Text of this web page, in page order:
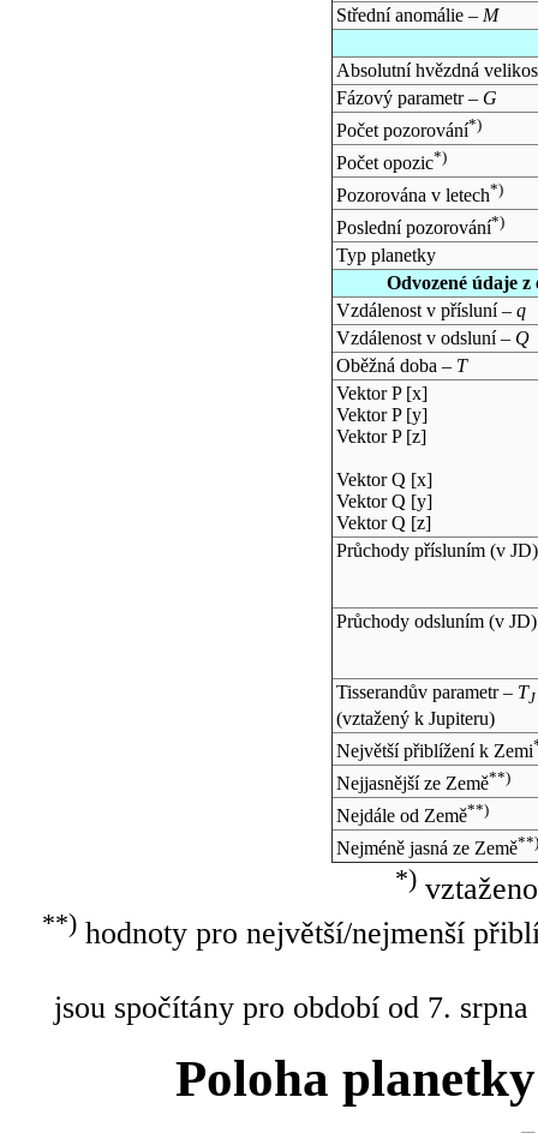
Střední anomálie – M
Absolutní hvězdná
Fázový parametr – G
Počet pozorování*)
Počet opozic*)
Pozorována v letech*)
Poslední pozorování*)
Typ planetky
Odvozené údaje
Vzdálenost v přísluní – q
Vzdálenost v odsluní – Q
Oběžná doba – T
Vektor P [x]
Vektor P [y]
Vektor P [z]
Vektor Q [x]
Vektor Q [y]
Vektor Q [z]
Průchody přísluním (v JD)
Průchody odsluním (v JD)
Tisserandův parametr – TJ
(vztažený k Jupiteru)
Největší přiblížení k Zemi
Nejjasnější ze Země**)
Nejdále od Země**)
Nejméně jasná ze Země**)
*)
**)hodnoty pro největší/nejmenší
jsou spočítány pro období od 7.
Poloha